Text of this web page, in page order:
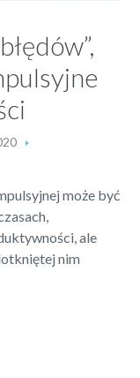
może być
ale
nim